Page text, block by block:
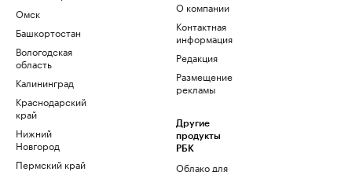
Омск
Башкортостан
Вологодская
область
Калининград
Краснодарский
край
Нижний
Новгород
Пермский край
О компании
Контактная
информация
Редакция
Размещение
рекламы
Другие
продукты
РБК
Облако для